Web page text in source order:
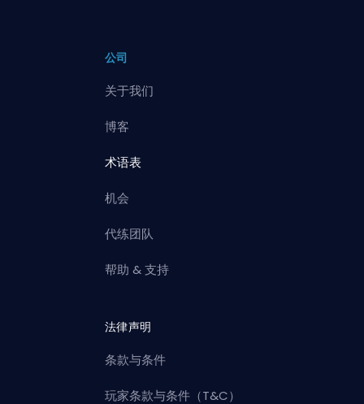
公司
关于我们
博客
术语表
机会
代练团队
帮助 & 支持
法律声明
条款与条件
玩家条款与条件（T&C）